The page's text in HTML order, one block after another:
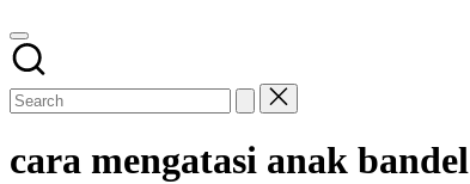
cara mengatasi anak bandel